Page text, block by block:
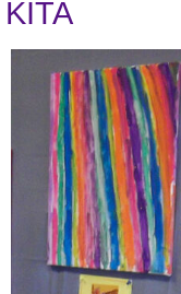
KITA